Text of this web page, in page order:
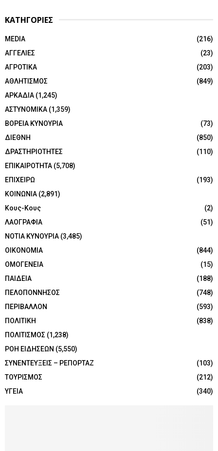
ΚΑΤΗΓΟΡΙΕΣ
MEDIA
(216)
ΑΓΓΕΛΙΕΣ
(23)
ΑΓΡΟΤΙΚΑ
(203)
ΑΘΛΗΤΙΣΜΟΣ
(849)
ΑΡΚΑΔΙΑ (1,245)
ΑΣΤΥΝΟΜΙΚΑ (1,359)
ΒΟΡΕΙΑ ΚΥΝΟΥΡΙΑ
(73)
ΔΙΕΘΝΗ
(850)
ΔΡΑΣΤΗΡΙΟΤΗΤΕΣ
(110)
ΕΠΙΚΑΙΡΟΤΗΤΑ (5,708)
ΕΠΙΧΕΙΡΩ
(193)
ΚΟΙΝΩΝΙΑ (2,891)
Κους-Κους
(2)
ΛΑΟΓΡΑΦΙΑ
(51)
ΝΟΤΙΑ ΚΥΝΟΥΡΙΑ (3,485)
ΟΙΚΟΝΟΜΙΑ
(844)
ΟΜΟΓΕΝΕΙΑ
(15)
ΠΑΙΔΕΙΑ
(188)
ΠΕΛΟΠΟΝΝΗΣΟΣ
(748)
ΠΕΡΙΒΑΛΛΟΝ
(593)
ΠΟΛΙΤΙΚΗ
(838)
ΠΟΛΙΤΙΣΜΟΣ (1,238)
ΡΟΗ ΕΙΔΗΣΕΩΝ (5,550)
ΣΥΝΕΝΤΕΥΞΕΙΣ – ΡΕΠΟΡΤΑΖ
(103)
ΤΟΥΡΙΣΜΟΣ
(212)
ΥΓΕΙΑ
(340)